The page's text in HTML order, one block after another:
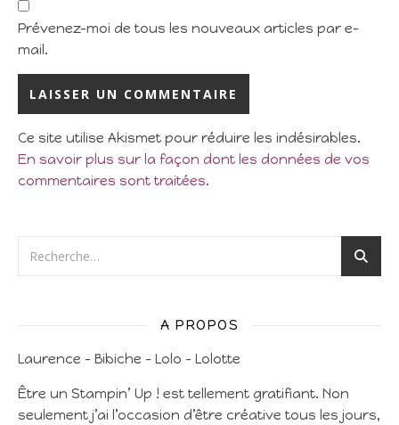
Prévenez-moi de tous les nouveaux articles par e-
mail.
Ce site utilise Akismet pour réduire les indésirables.
En savoir plus sur la façon dont les données de vos
commentaires sont traitées.
A PROPOS
Laurence – Bibiche – Lolo – Lolotte
Être un Stampin’ Up ! est tellement gratifiant. Non
seulement j’ai l’occasion d’être créative tous les jours,